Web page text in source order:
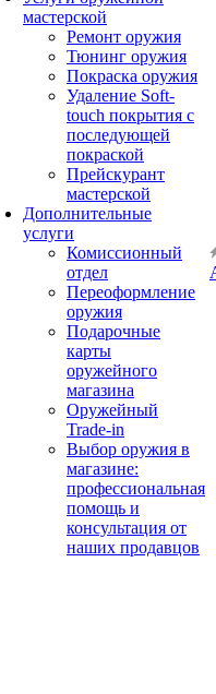
мастерской
Ремонт оружия
Тюнинг оружия
Покраска оружия
Удаление Soft-
touch покрытия с
последующей
покраской
Прейскурант
мастерской
Дополнительные
услуги
Комиссионный
отдел
Переоформление
оружия
Подарочные
карты
оружейного
магазина
Оружейный
Trade-in
Выбор оружия в
магазине:
профессиональная
помощь и
консультация от
наших продавцов